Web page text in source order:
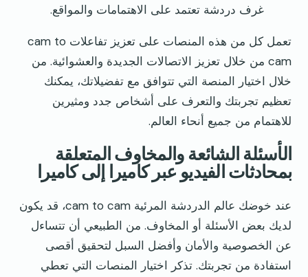
غرف دردشة تعتمد على الاهتمامات والمواقع.
تعمل كل من هذه المنصات على تعزيز تفاعلات cam to
cam من خلال تعزيز الاتصالات الجديدة والعشوائية. من
خلال اختيار المنصة التي تتوافق مع تفضيلاتك، يمكنك
تعظيم تجربتك والتعرف على أشخاص جدد ومثيرين
للاهتمام من جميع أنحاء العالم.
الأسئلة الشائعة والمخاوف المتعلقة
بمحادثات الفيديو عبر كاميرا إلى كاميرا
عند خوضك عالم الدردشة المرئية cam to cam، قد يكون
لديك بعض الأسئلة أو المخاوف. من الطبيعي أن تتساءل
عن الخصوصية والأمان وأفضل السبل لتحقيق أقصى
استفادة من تجربتك. تذكر اختيار المنصات التي تعطي